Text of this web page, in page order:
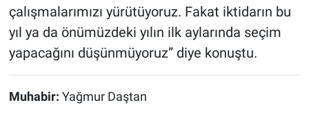
çalışmalarımızı yürütüyoruz. Fakat iktidarın bu
yıl ya da önümüzdeki yılın ilk aylarında seçim
yapacağını düşünmüyoruz” diye konuştu.
Muhabir: Yağmur Daştan